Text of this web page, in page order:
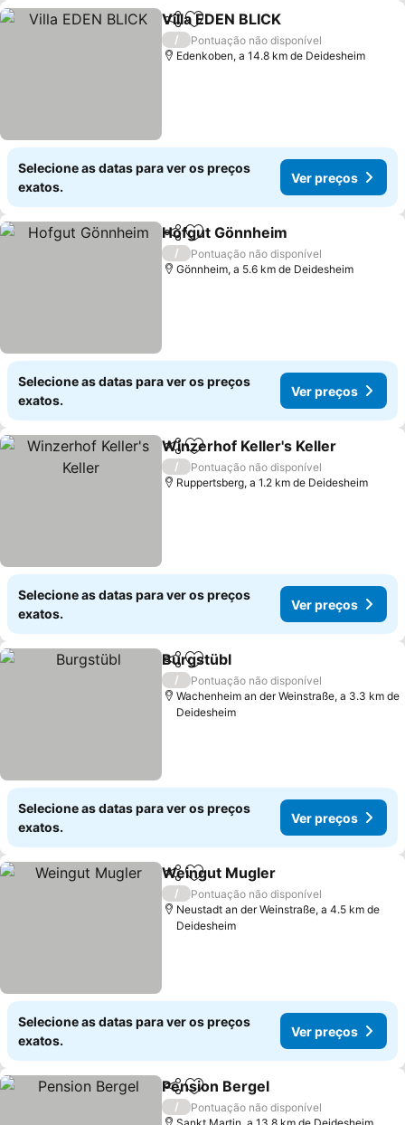
PartilharAdicionar aos favoritos
Villa EDEN BLICK
/
Pontuação não disponível
Edenkoben, a 14.8 km de Deidesheim
Selecione as datas para ver os preços
exatos.
Ver preços
PartilharAdicionar aos favoritos
Hofgut Gönnheim
/
Pontuação não disponível
Gönnheim, a 5.6 km de Deidesheim
Selecione as datas para ver os preços
exatos.
Ver preços
PartilharAdicionar aos favoritos
Winzerhof Keller's Keller
/
Pontuação não disponível
Ruppertsberg, a 1.2 km de Deidesheim
Selecione as datas para ver os preços
exatos.
Ver preços
PartilharAdicionar aos favoritos
Burgstübl
/
Pontuação não disponível
Wachenheim an der Weinstraße, a 3.3 km de
Deidesheim
Selecione as datas para ver os preços
exatos.
Ver preços
PartilharAdicionar aos favoritos
Weingut Mugler
/
Pontuação não disponível
Neustadt an der Weinstraße, a 4.5 km de
Deidesheim
Selecione as datas para ver os preços
exatos.
Ver preços
PartilharAdicionar aos favoritos
Pension Bergel
/
Pontuação não disponível